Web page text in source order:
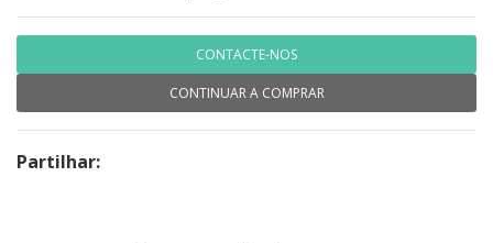
CONTACTE-NOS
CONTINUAR A COMPRAR
Partilhar: